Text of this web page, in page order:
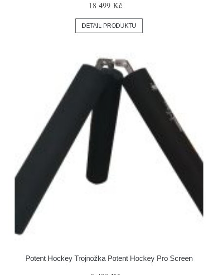
18 499 Kč
DETAIL PRODUKTU
Potent Hockey Trojnožka Potent Hockey Pro Screen